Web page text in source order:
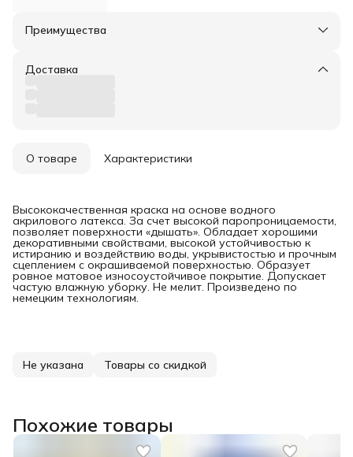
Преимущества
Оплата частями в Сплит
Удобный возврат
Доставка
О товаре Характеристики
Высококачественная краска на основе водного
акрилового латекса. За счет высокой паропроницаемости,
позволяет поверхности «дышать». Обладает хорошими
декоративными свойствами, высокой устойчивостью к
истиранию и воздействию воды, укрывистостью и прочным
сцеплением с окрашиваемой поверхностью. Образует
ровное матовое износоустойчивое покрытие. Допускает
частую влажную уборку. Не мелит. Произведено по
немецким технологиям.
Не указана Товары со скидкой
Похожие товары